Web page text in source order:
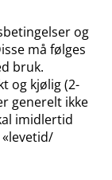
og
må følges
bruk.
og kjølig (2-
generelt ikke
imidlertid
«levetid​/​